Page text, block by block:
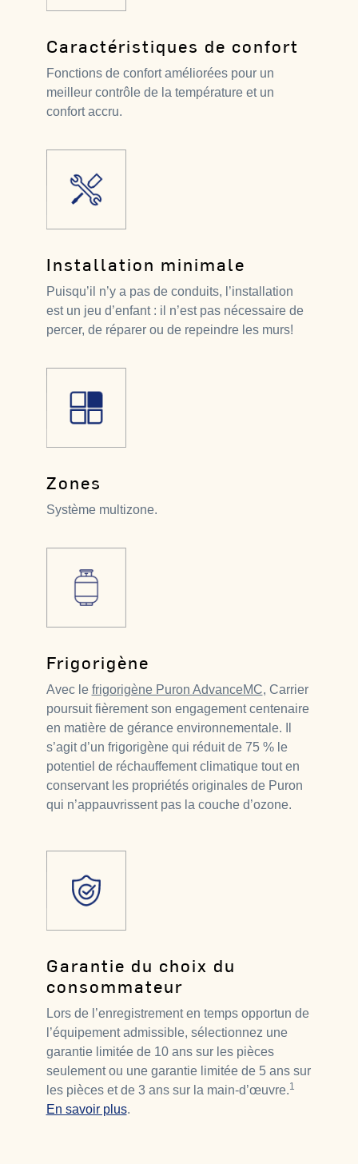
Caractéristiques de confort
Fonctions de confort améliorées pour un
meilleur contrôle de la température et un
confort accru.
Installation minimale
Puisqu’il n’y a pas de conduits, l’installation
est un jeu d’enfant : il n’est pas nécessaire de
percer, de réparer ou de repeindre les murs!
Zones
Système multizone.
Frigorigène
Avec le frigorigène Puron AdvanceMC, Carrier
poursuit fièrement son engagement centenaire
en matière de gérance environnementale. Il
s’agit d’un frigorigène qui réduit de 75 % le
potentiel de réchauffement climatique tout en
conservant les propriétés originales de Puron
qui n’appauvrissent pas la couche d’ozone.
Garantie du choix du
consommateur
Lors de l’enregistrement en temps opportun de
l’équipement admissible, sélectionnez une
garantie limitée de 10 ans sur les pièces
seulement ou une garantie limitée de 5 ans sur
les pièces et de 3 ans sur la main-d’œuvre.1
En savoir plus.